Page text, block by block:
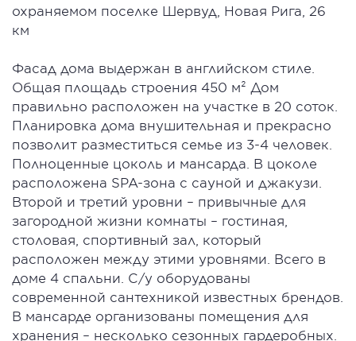
охраняемом поселке Шервуд, Новая Рига, 26
км
Фасад дома выдержан в английском стиле.
Общая площадь строения 450 м² Дом
правильно расположен на участке в 20 соток.
Планировка дома внушительная и прекрасно
позволит разместиться семье из 3-4 человек.
Полноценные цоколь и мансарда. В цоколе
расположена SPA-зона с сауной и джакузи.
Второй и третий уровни – привычные для
загородной жизни комнаты – гостиная,
столовая, спортивный зал, который
расположен между этими уровнями. Всего в
доме 4 спальни. С/у оборудованы
современной сантехникой известных брендов.
В мансарде организованы помещения для
хранения – несколько сезонных гардеробных.